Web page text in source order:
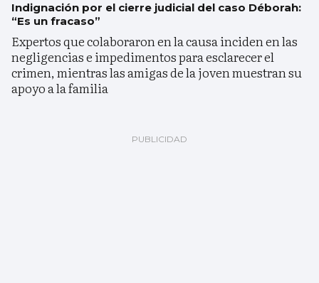
Indignación por el cierre judicial del caso Déborah:
“Es un fracaso”
Expertos que colaboraron en la causa inciden en las
negligencias e impedimentos para esclarecer el
crimen, mientras las amigas de la joven muestran su
apoyo a la familia